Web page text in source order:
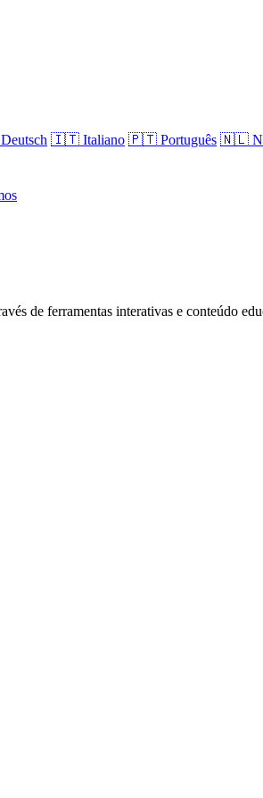
Deutsch 🇮🇹 Italiano 🇵🇹 Português 🇳🇱
de ferramentas interativas e conteúdo